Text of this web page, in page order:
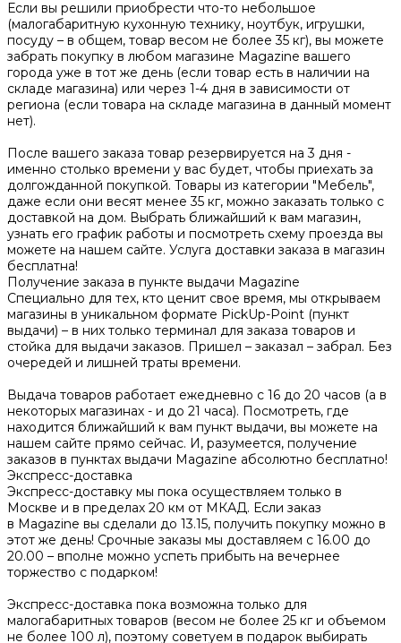
Если вы решили приобрести что-то небольшое
(малогабаритную кухонную технику, ноутбук, игрушки,
посуду – в общем, товар весом не более 35 кг), вы можете
забрать покупку в любом магазине Magazine вашего
города уже в тот же день (если товар есть в наличии на
складе магазина) или через 1-4 дня в зависимости от
региона (если товара на складе магазина в данный момент
нет).
После вашего заказа товар резервируется на 3 дня -
именно столько времени у вас будет, чтобы приехать за
долгожданной покупкой. Товары из категории "Мебель",
даже если они весят менее 35 кг, можно заказать только с
доставкой на дом. Выбрать ближайший к вам магазин,
узнать его график работы и посмотреть схему проезда вы
можете на нашем сайте. Услуга доставки заказа в магазин
бесплатна!
Получение заказа в пункте выдачи Magazine
Специально для тех, кто ценит свое время, мы открываем
магазины в уникальном формате PickUp-Point (пункт
выдачи) – в них только терминал для заказа товаров и
стойка для выдачи заказов. Пришел – заказал – забрал. Без
очередей и лишней траты времени.
Выдача товаров работает ежедневно с 16 до 20 часов (а в
некоторых магазинах - и до 21 часа). Посмотреть, где
находится ближайший к вам пункт выдачи, вы можете на
нашем сайте прямо сейчас. И, разумеется, получение
заказов в пунктах выдачи Magazine абсолютно бесплатно!
Экспресс-доставка
Экспресс-доставку мы пока осуществляем только в
Москве и в пределах 20 км от МКАД. Если заказ
в Magazine вы сделали до 13.15, получить покупку можно в
этот же день! Срочные заказы мы доставляем с 16.00 до
20.00 – вполне можно успеть прибыть на вечернее
торжество с подарком!
Экспресс-доставка пока возможна только для
малогабаритных товаров (весом не более 25 кг и объемом
не более 100 л), поэтому советуем в подарок выбирать